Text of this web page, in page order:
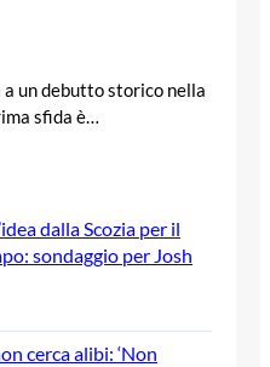
un debutto storico nella
sfida è…
dalla Scozia per il
sondaggio per Josh
cerca alibi: ‘Non